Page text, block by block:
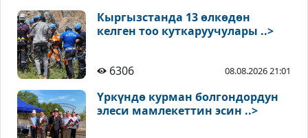
Кыргызстанда 13 өлкөдөн
келген тоо куткаруучулары ..>
6306 08.08.2026 21:01
Үркүндө курман болгондордун
элеси мамлекеттин эсин ..>